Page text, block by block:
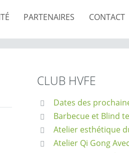
PARTENAIRES CONTACT
CLUB HVFE
Dates des
Barbecue et Blind
Atelier esthétique
Atelier Qi Gong